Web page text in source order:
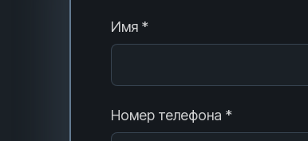
Имя *
Номер телефона *